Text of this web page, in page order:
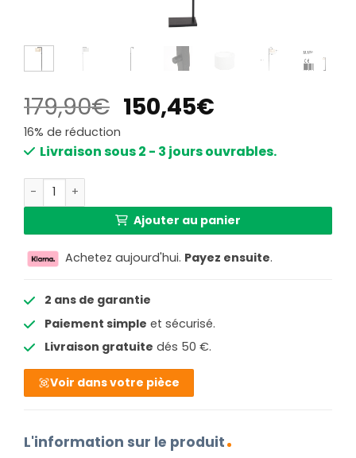
179,90€ Le
prix
initial
150,45€Le
actuel
16% de réduction
Livraison sous 2 - 3 jours ouvrables.
quantité de Lampe sur pied noire tendance en métal
Ajouter au panier
Achetez aujourd'hui. Payez ensuite.
2 ans de garantie
Paiement simple et sécurisé.
Livraison gratuite dés 50 €.
Voir dans votre pièce
L'information sur le produit